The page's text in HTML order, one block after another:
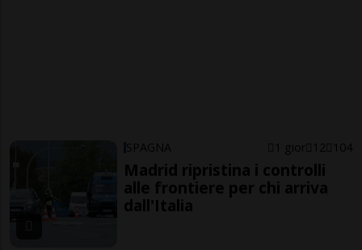
SPAGNA 1 gior 12 104
Madrid ripristina i controlli
alle frontiere per chi arriva
dall'Italia